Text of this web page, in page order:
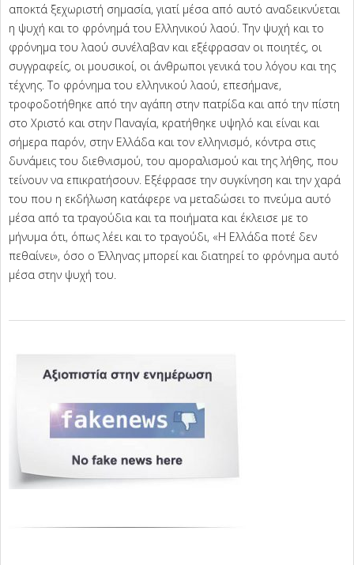
αποκτά ξεχωριστή σημασία, γιατί μέσα από αυτό αναδεικνύεται
η ψυχή και το φρόνημά του Ελληνικού λαού. Την ψυχή και το
φρόνημα του λαού συνέλαβαν και εξέφρασαν οι ποιητές, οι
συγγραφείς, οι μουσικοί, οι άνθρωποι γενικά του λόγου και της
τέχνης. Το φρόνημα του ελληνικού λαού, επεσήμανε,
τροφοδοτήθηκε από την αγάπη στην πατρίδα και από την πίστη
στο Χριστό και στην Παναγία, κρατήθηκε υψηλό και είναι και
σήμερα παρόν, στην Ελλάδα και τον ελληνισμό, κόντρα στις
δυνάμεις του διεθνισμού, του αμοραλισμού και της λήθης, που
τείνουν να επικρατήσουν. Εξέφρασε την συγκίνηση και την χαρά
του που η εκδήλωση κατάφερε να μεταδώσει το πνεύμα αυτό
μέσα από τα τραγούδια και τα ποιήματα και έκλεισε με το
μήνυμα ότι, όπως λέει και το τραγούδι, «Η Ελλάδα ποτέ δεν
πεθαίνει», όσο ο Έλληνας μπορεί και διατηρεί το φρόνημα αυτό
μέσα στην ψυχή του.